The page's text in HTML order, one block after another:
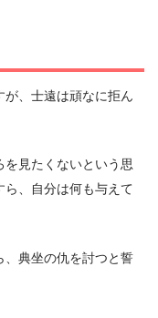
が、士遠は頑なに拒ん
を見たくないという思
ら、自分は何も与えて
、典坐の仇を討つと誓